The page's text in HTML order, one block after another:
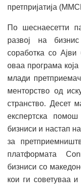
претпријатија
По шеснаесетти
развој на
соработка со
оваа програма
млади
менторство од
странство. Десет
експертска
бизниси и настап
за
платформата
бизниси со
кои ги советуваа